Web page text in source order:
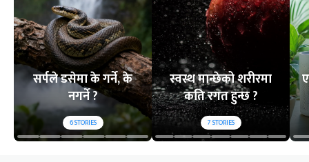
सर्पले डसेमा के गर्ने, के
नगर्ने ?
6STORIES
स्वस्थ मान्छेको शरीरमा
कति रगत हुन्छ ?
7STORIES